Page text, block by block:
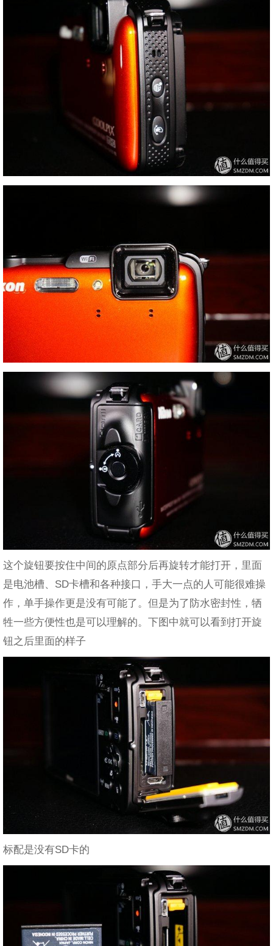
这个旋钮要按住中间的原点部分后再旋转才能打开，里面
是电池槽、SD卡槽和各种接口，手大一点的人可能很难操
作，单手操作更是没有可能了。但是为了防水密封性，牺
牲一些方便性也是可以理解的。下图中就可以看到打开旋
钮之后里面的样子
标配是没有SD卡的